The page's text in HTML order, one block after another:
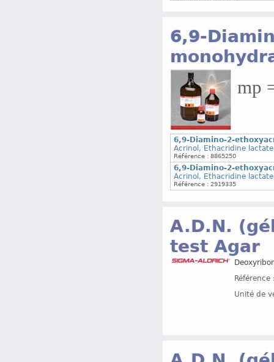
6,9-
mp
6,9-Diamino-2-
Acrinol, Ethacridine
Référence : 8865250
6,9-Diamino-2-
Acrinol, Ethacridine
Référence : 2919335
A.D.N.
test Agar
Unité de